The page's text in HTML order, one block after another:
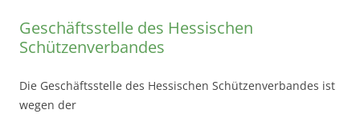
Geschäftsstelle des Hessischen
Schützenverbandes
Die Geschäftsstelle des Hessischen Schützenverbandes ist
wegen der